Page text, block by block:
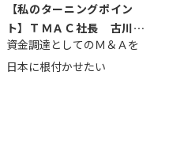
【私のターニングポイン
ト】ＴＭＡＣ社長 古川英
一
資金調達としてのＭ＆Ａを
日本に根付かせたい